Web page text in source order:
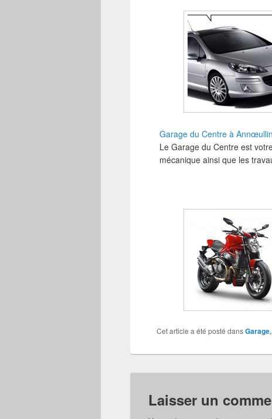
Garage du Centre à Annœullin
Le Garage du Centre est
mécanique ainsi que les
Cet article a été posté dans
Laisser un